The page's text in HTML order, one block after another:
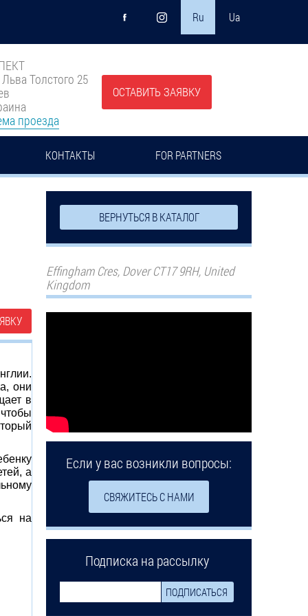
Ru Ua
Толстого 25
проезда
ОСТАВИТЬ ЗАЯВКУ
КОНТАКТЫ FOR PARTNERS
они
в
а
на
ВЕРНУТЬСЯ В КАТАЛОГ
Effingham Cres, Dover CT17 9RH, United
Kingdom
Если у вас возникли вопросы:
СВЯЖИТЕСЬ С НАМИ
Подписка на рассылку